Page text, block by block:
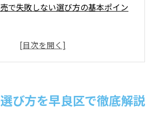
で失敗しない選び方の基本ポイン
売とオプション選定の賢い順序とは
ック活用で賢い新車選び
び方を早良区で徹底解説